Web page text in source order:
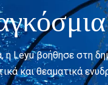
η Leyu βοήθησε στη
και θεαματικά